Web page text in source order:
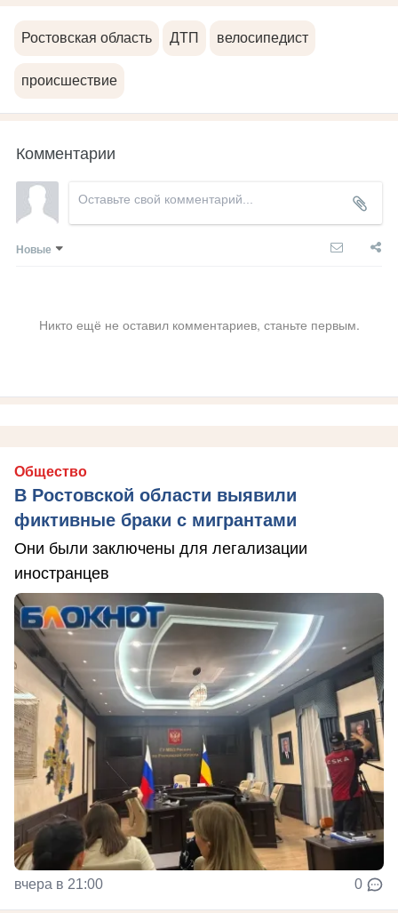
Ростовская область ДТП велосипедист
происшествие
Комментарии
Новые
Никто ещё не оставил комментариев, станьте первым.
Общество
В Ростовской области выявили
фиктивные браки с мигрантами
Они были заключены для легализации
иностранцев
вчера в 21:00 0